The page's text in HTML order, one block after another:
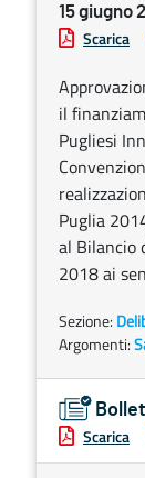
15 giugno
Scarica
il
Pugliesi
Puglia
al Bilancio
2018 ai
Sezione:
Argomenti:
Scarica